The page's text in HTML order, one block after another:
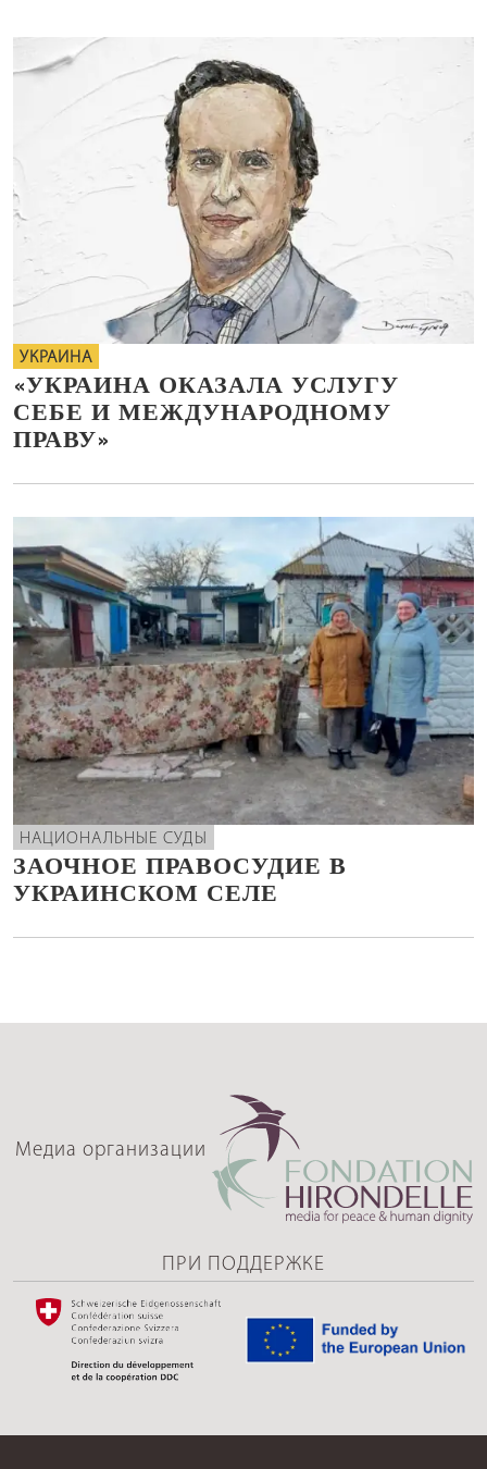
УКРАИНА
«УКРАИНА ОКАЗАЛА УСЛУГУ
СЕБЕ И МЕЖДУНАРОДНОМУ
ПРАВУ»
НАЦИОНАЛЬНЫЕ СУДЫ
ЗАОЧНОЕ ПРАВОСУДИЕ В
УКРАИНСКОМ СЕЛЕ
Медиа организации
ПРИ ПОДДЕРЖКЕ